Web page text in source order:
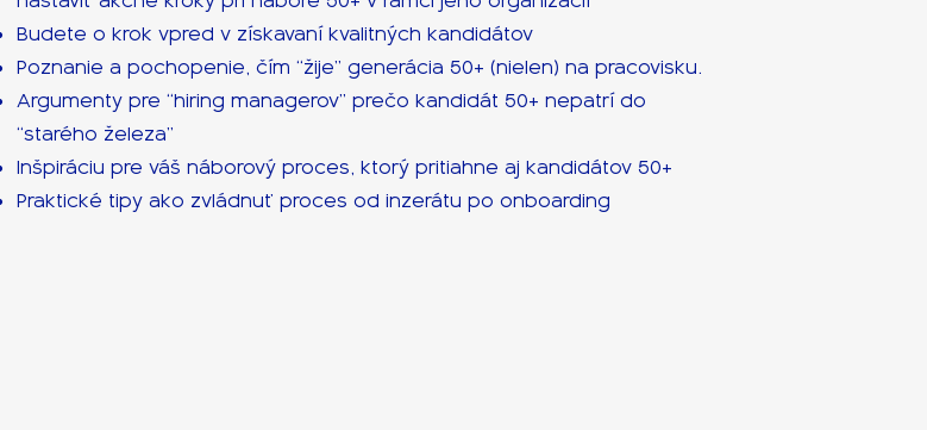
Budete o krok vpred v získavaní kvalitných kandidátov
Poznanie a pochopenie, čím “žije” generácia 50+ (nielen) na pracovisku.
Argumenty pre “hiring managerov” prečo kandidát 50+ nepatrí do
“starého železa”
Inšpiráciu pre váš náborový proces, ktorý pritiahne aj kandidátov 50+
Praktické tipy ako zvládnuť proces od inzerátu po onboarding